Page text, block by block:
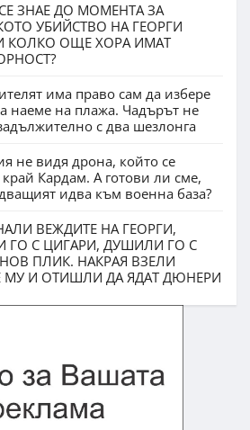
ЗНАЕ ДО МОМЕНТА ЗА
УБИЙСТВО НА ГЕОРГИ
КОЛКО ОЩЕ ХОРА ИМАТ
има право сам да избере
наеме на плажа. Чадърът не
с два шезлонга
не видя дрона, който се
Кардам. А готови ли сме,
идва към военна база?
ВЕЖДИТЕ НА ГЕОРГИ,
ГО С ЦИГАРИ, ДУШИЛИ ГО С
ПЛИК. НАКРАЯ ВЗЕЛИ
МУ И ОТИШЛИ ДА ЯДАТ ДЮНЕРИ